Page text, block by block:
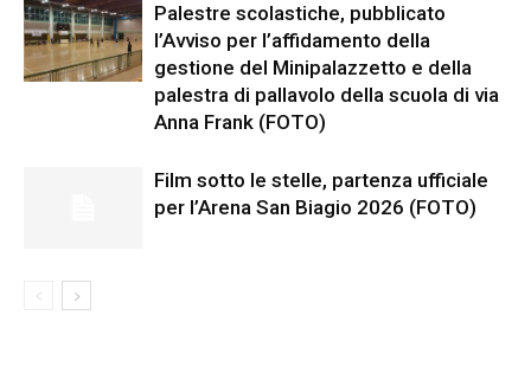
Palestre scolastiche, pubblicato
l’Avviso per l’affidamento della
gestione del Minipalazzetto e della
palestra di pallavolo della scuola di via
Anna Frank (FOTO)
Film sotto le stelle, partenza ufficiale
per l’Arena San Biagio 2026 (FOTO)